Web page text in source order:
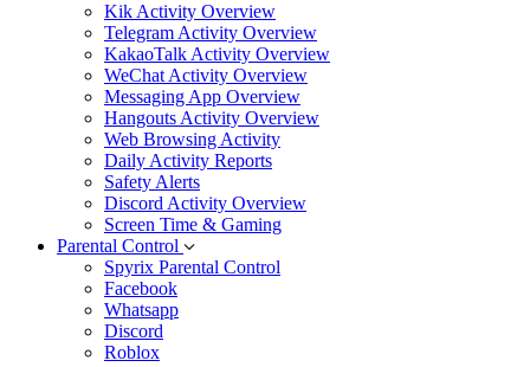
Kik Activity Overview
Telegram Activity Overview
KakaoTalk Activity Overview
WeChat Activity Overview
Messaging App Overview
Hangouts Activity Overview
Web Browsing Activity
Daily Activity Reports
Safety Alerts
Discord Activity Overview
Screen Time & Gaming
Parental Control
Spyrix Parental Control
Facebook
Whatsapp
Discord
Roblox